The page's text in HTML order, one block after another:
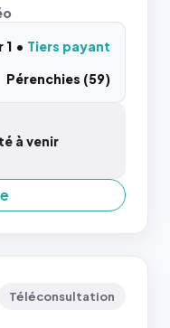
1
Tiers payant
Pérenchies (59)
à venir
Téléconsultation